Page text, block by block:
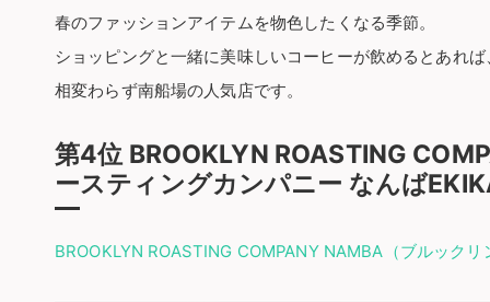
春のファッションアイテムを物色したくなる季節。
ショッピングと一緒に美味しいコーヒーが飲めるとあれ
相変わらず南船場の人気店です。
第4位 BROOKLYN ROASTING
ースティングカンパニー なんば
BROOKLYN ROASTING COMPANY NAMBA（ブルック